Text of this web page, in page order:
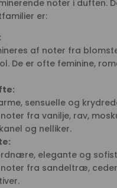
noter i duften.
er:
af noter fra
De er ofte feminine,
sensuelle og
fra vanilje, rav,
og nelliker.
elegante og
noter fra sandeltræ,